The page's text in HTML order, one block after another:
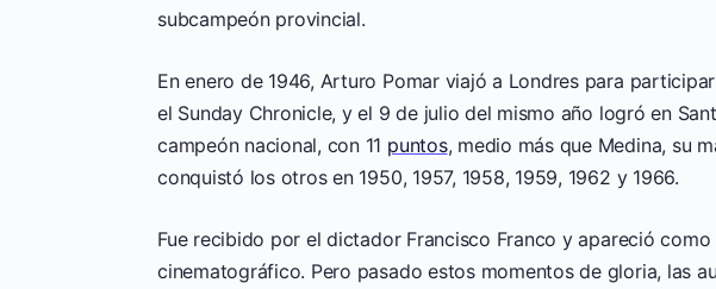
subcampeón provincial.
En enero de 1946, Arturo Pomar viajó a Londres para
el Sunday Chronicle, y el 9 de julio del mismo año logró en
campeón nacional, con 11 puntos, medio más que Medina, su
conquistó los otros en 1950, 1957, 1958, 1959, 1962 y 1966.
Fue recibido por el dictador Francisco Franco y apareció
cinematográfico. Pero pasado estos momentos de gloria, las